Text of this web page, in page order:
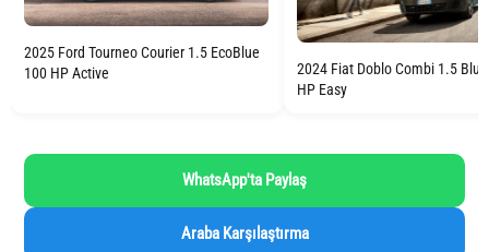
2025 Ford Tourneo Courier 1.5 EcoBlue
100 HP Active
2024 Fiat Doblo Combi 1.5
HP Easy
WhatsApp'ta Paylaş
Araba Karşılaştırma